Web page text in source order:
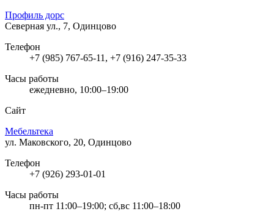
Профиль дорс
Северная ул., 7, Одинцово
Телефон
+7 (985) 767-65-11, +7 (916) 247-35-33
Часы работы
ежедневно, 10:00–19:00
Сайт
Мебельтека
ул. Маковского, 20, Одинцово
Телефон
+7 (926) 293-01-01
Часы работы
пн-пт 11:00–19:00; сб,вс 11:00–18:00